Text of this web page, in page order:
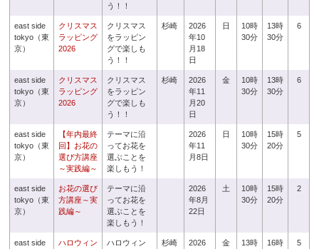
う！！
east side
tokyo（東
京）
クリスマス
ラッピング
2026
クリスマス
をラッピン
グで楽しも
う！！
杉崎
2026
年10
月18
日
日
10時
30分
13時
30分
6
east side
tokyo（東
京）
クリスマス
ラッピング
2026
クリスマス
をラッピン
グで楽しも
う！！
杉崎
2026
年11
月20
日
金
10時
30分
13時
30分
6
east side
tokyo（東
京）
【年内最終
回】お花の
選び方講座
～実践編～
テーマに沿
ってお花を
選ぶことを
楽しもう！
2026
年11
月8日
日
10時
30分
15時
20分
5
east side
tokyo（東
京）
お花の選び
方講座～実
践編～
テーマに沿
ってお花を
選ぶことを
楽しもう！
2026
年8月
22日
土
10時
30分
15時
20分
2
east side
ハロウィン
ハロウィン
杉崎
2026
金
13時
16時
5